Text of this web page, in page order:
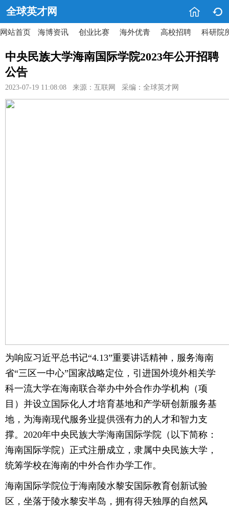
全球英才网  
网站首页 海博资讯 创业比赛 海外优青 高校招聘 科研院
中央民族大学海南国际学院2023年公开招聘
公告
2023-07-19 11:08:08 来源：互联网 采编：全球英才网
为响应习近平总书记“4.13”重要讲话精神，服务海南
省“三区一中心”国家战略定位，引进国外境外相关学
科一流大学在海南联合举办中外合作办学机构（项
目）并设立国际化人才培育基地和产学研创新服务基
地，为海南现代服务业提供强有力的人才和智力支
撑。2020年中央民族大学海南国际学院（以下简称：
海南国际学院）正式注册成立，隶属中央民族大学，
统筹学校在海南的中外合作办学工作。
海南国际学院位于海南陵水黎安国际教育创新试验
区，坐落于陵水黎安半岛，拥有得天独厚的自然风